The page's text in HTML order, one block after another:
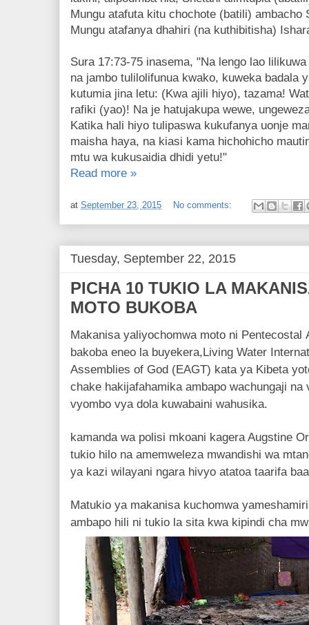
Mungu atafuta kitu chochote (batili) ambacho
Mungu atafanya dhahiri (na kuthibitisha)
Sura 17:73-75 inasema, "Na lengo lao
na jambo tulilolifunua kwako, kuweka badala
kutumia jina letu: (Kwa ajili hiyo), tazama!
rafiki (yao)! Na je hatujakupa wewe,
Katika hali hiyo tulipaswa kukufanya uonje
maisha haya, na kiasi kama hichohicho
mtu wa kukusaidia dhidi yetu!"
Read more »
at September 23, 2015 No comments:
Tuesday, September 22, 2015
PICHA 10 TUKIO LA
MOTO BUKOBA
Makanisa yaliyochomwa moto ni Pentecostal
bakoba eneo la buyekera,Living Water
Assemblies of God (EAGT) kata ya Kibeta
chake hakijafahamika ambapo wachungaji na
vyombo vya dola kuwabaini wahusika.
kamanda wa polisi mkoani kagera Augstine
tukio hilo na amemweleza mwandishi wa
ya kazi wilayani ngara hivyo atatoa taarifa
Matukio ya makanisa kuchomwa
ambapo hili ni tukio la sita kwa kipindi cha